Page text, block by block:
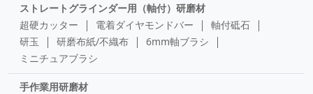
ストレートグラインダー用（軸付）研磨材
超硬カッター
電着ダイヤモンドバー
軸付砥石
研玉
研磨布紙/不織布
6mm軸ブラシ
ミニチュアブラシ
手作業用研磨材